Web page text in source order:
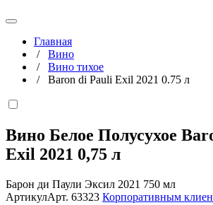
Главная
/ Вино
/ Вино тихое
/ Baron di Pauli Exil 2021 0.75 л
Вино Белое Полусухое
Exil 2021 0,75 л
Барон ди Паули Эксил 2021 750 мл
АртикулАрт. 63323 Корпоративным